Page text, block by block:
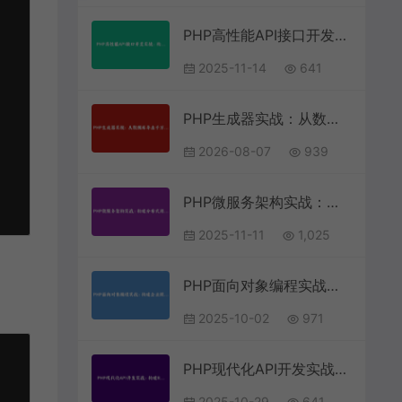
PHP高性能API接口开发实战：构建企业级RESTful服务架构 | 后端开发指南
2025-11-14 641
PHP生成器实战：从数据库导出千万级CSV内存零压力
2026-08-07 939
PHP微服务架构实战：构建分布式用户认证系统 | 完整指南
2025-11-11 1,025
PHP面向对象编程实战：构建企业级MVC框架核心组件
2025-10-02 971
PHP现代化API开发实战：构建RESTful微服务架构的完整指南